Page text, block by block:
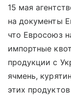
15 мая
на документы
что Евросоюз
импортные
продукции с
ячмень,
этих